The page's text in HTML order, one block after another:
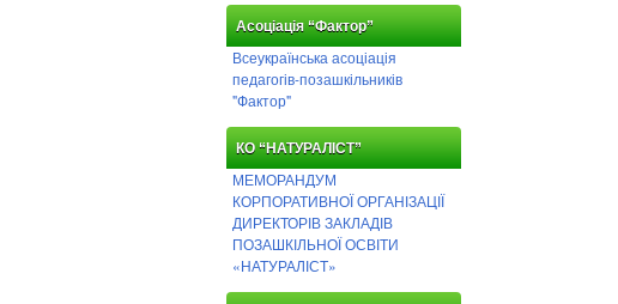
Асоціація “Фактор”
Всеукраїнська асоціація
педагогів-позашкільників
"Фактор"
КО “НАТУРАЛІСТ”
МЕМОРАНДУМ
КОРПОРАТИВНОЇ ОРГАНІЗАЦІЇ
ДИРЕКТОРІВ ЗАКЛАДІВ
ПОЗАШКІЛЬНОЇ ОСВІТИ
«НАТУРАЛІСТ»